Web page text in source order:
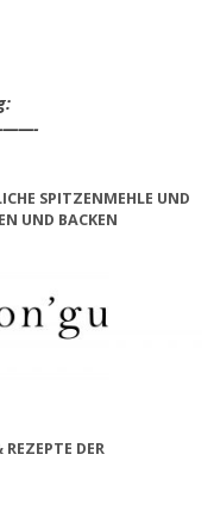
SPITZENMEHLE UND V
UND BACKEN
DER